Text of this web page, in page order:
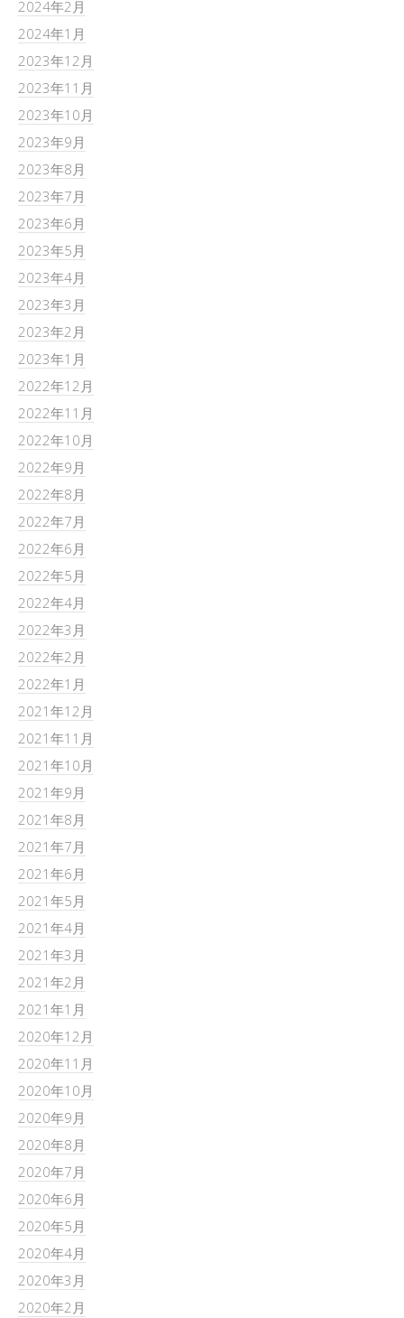
2024年2月
2024年1月
2023年12月
2023年11月
2023年10月
2023年9月
2023年8月
2023年7月
2023年6月
2023年5月
2023年4月
2023年3月
2023年2月
2023年1月
2022年12月
2022年11月
2022年10月
2022年9月
2022年8月
2022年7月
2022年6月
2022年5月
2022年4月
2022年3月
2022年2月
2022年1月
2021年12月
2021年11月
2021年10月
2021年9月
2021年8月
2021年7月
2021年6月
2021年5月
2021年4月
2021年3月
2021年2月
2021年1月
2020年12月
2020年11月
2020年10月
2020年9月
2020年8月
2020年7月
2020年6月
2020年5月
2020年4月
2020年3月
2020年2月